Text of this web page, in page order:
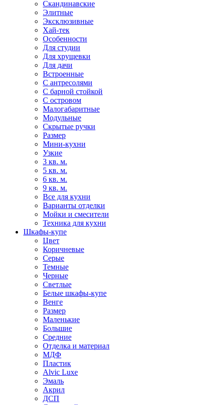
Скандинавские
Элитные
Эксклюзивные
Хай-тек
Особенности
Для студии
Для хрущевки
Для дачи
Встроенные
С антресолями
С барной стойкой
С островом
Малогабаритные
Модульные
Скрытые ручки
Размер
Мини-кухни
Узкие
3 кв. м.
5 кв. м.
6 кв. м.
9 кв. м.
Все для кухни
Варианты отделки
Мойки и смесители
Техника для кухни
Шкафы-купе
Цвет
Коричневые
Серые
Темные
Черные
Светлые
Белые шкафы-купе
Венге
Размер
Маленькие
Большие
Средние
Отделка и материал
МДФ
Пластик
Alvic Luxe
Эмаль
Акрил
ДСП